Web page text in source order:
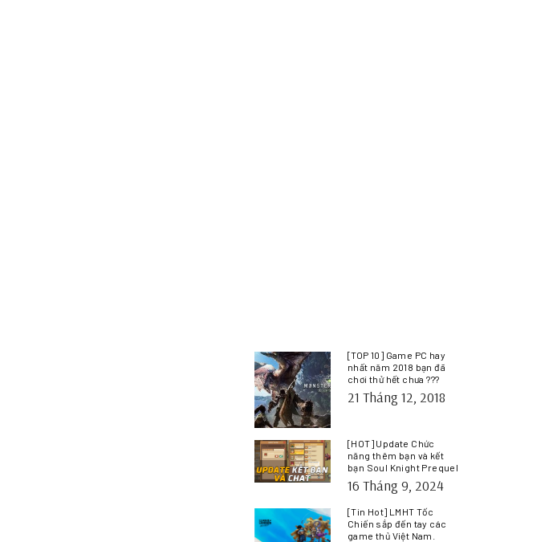
[TOP 10] Game PC hay
nhất năm 2018 bạn đã
chơi thử hết chưa ???
21 Tháng 12, 2018
[HOT] Update Chức
năng thêm bạn và kết
bạn Soul Knight Prequel
16 Tháng 9, 2024
[Tin Hot] LMHT Tốc
Chiến sắp đến tay các
game thủ Việt Nam.